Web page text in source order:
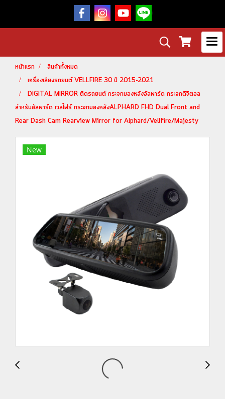
หน้าแรก
สินค้าทั้งหมด
เครื่องเสียงรถยนต์ VELLFIRE 30 ปี 2015-2021
DIGITAL MIRROR ติดรถยนต์ กระจกมองหลังอัลพาร์ด กระจกดิจิตอล
สำหรับอัลพาร์ด เวลไฟร์ กระจกมองหลังALPHARD FHD Dual Front and
Rear Dash Cam Rearview Mirror for Alphard/Vellfire/Majesty
New